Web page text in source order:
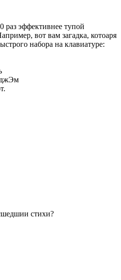
раз эффективнее тупой
вот вам загадка, котоаря
набора на клавиатуре:
джЭм
стихи?